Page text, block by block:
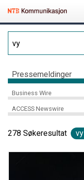
Pressemeldinger
Business Wire
ACCESS Newswire
278 Søkeresultat vy